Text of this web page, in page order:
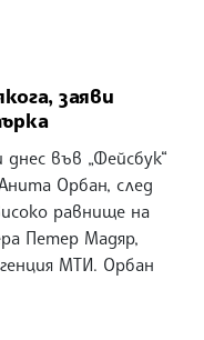
заяви
във „Фейсбук“
Орбан, след
равнище на
Петер Мадяр,
МТИ. Орбан